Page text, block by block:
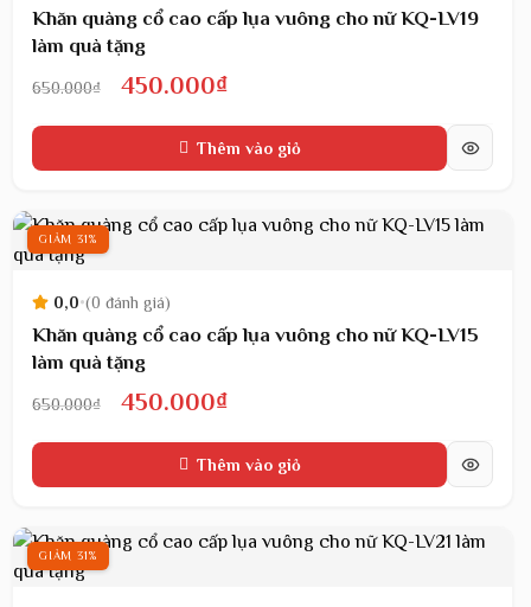
Khăn quàng cổ cao cấp lụa vuông cho nữ KQ-LV19
làm quà tặng
650.000₫
Giá
gốc
450.000₫Giá
hiện
tại
450.000₫.
Thêm vào giỏ
GIẢM 31%
0,0•(0 đánh giá)
Khăn quàng cổ cao cấp lụa vuông cho nữ KQ-LV15
làm quà tặng
650.000₫
Giá
gốc
450.000₫Giá
hiện
tại
450.000₫.
Thêm vào giỏ
GIẢM 31%